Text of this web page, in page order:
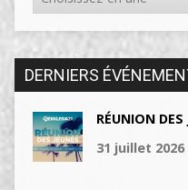
DERNIERS
RÉUNION DES
31 juillet 2026